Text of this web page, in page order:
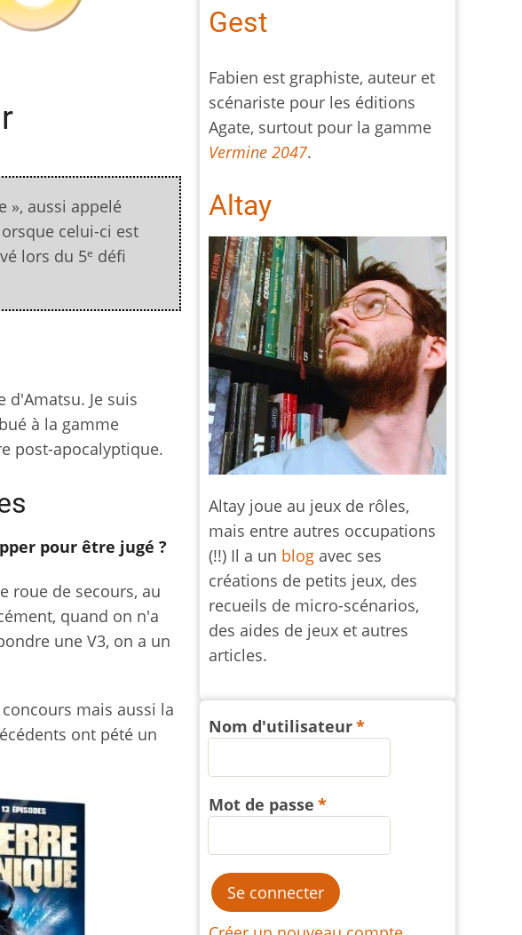
», aussi appelé
celui-ci est
lors du 5e défi
Je suis
à la gamme
post-apocalyptique.
pour être jugé ?
roue de secours, au
quand on n'a
une V3, on a un
mais aussi la
ont pété un
Gest
Fabien est graphiste, auteur et
scénariste pour les éditions
Agate, surtout pour la gamme
Vermine 2047.
Altay
Altay joue au jeux de rôles,
mais entre autres occupations
(!!) Il a un blog avec ses
créations de petits jeux, des
recueils de micro-scénarios,
des aides de jeux et autres
articles.
Nom d'utilisateur
Mot de passe